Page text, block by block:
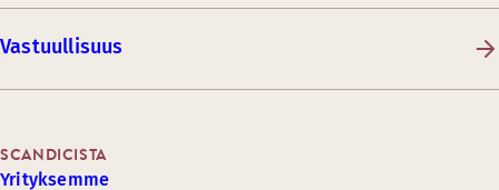
Vastuullisuus
SCANDICISTA
Yrityksemme